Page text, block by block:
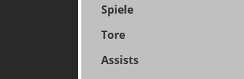
Spiele
Tore
Assists